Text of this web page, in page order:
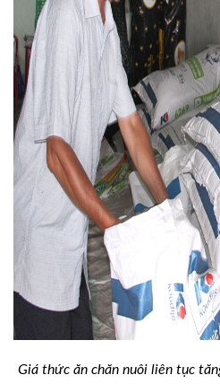
Giá thức ăn chăn nuôi liên tục